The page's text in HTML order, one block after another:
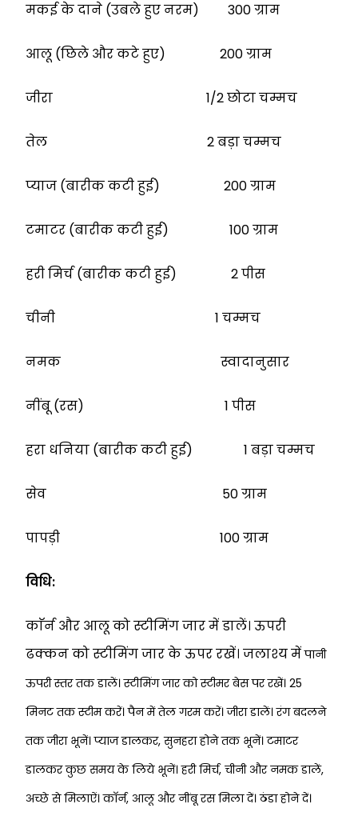
मकई के दाने (उबले हुए नरम) 300 ग्राम
आलू (छिले और कटे हुए) 200 ग्राम
जीरा 1/2 छोटा चम्मच
तेल 2 बड़ा चम्मच
प्याज (बारीक कटी हुई) 200 ग्राम
टमाटर (बारीक कटी हुई) 100 ग्राम
हरी मिर्च (बारीक कटी हुई) 2 पीस
चीनी 1 चम्मच
नमक स्वादानुसार
नींबू (रस) 1 पीस
हरा धनिया (बारीक कटी हुई) 1 बड़ा चम्मच
सेव 50 ग्राम
पापड़ी 100 ग्राम
विधि:
काॅर्न और आलू को स्टीमिंग जार में डालें। ऊपरी
ढक्कन को स्टीमिंग जार के ऊपर रखें। जलाश्य मेंपानी
ऊपरी स्तर तक डालें। स्टीमिंग जार को स्टीमर बेस पर रखें। 25
मिनट तक स्टीम करें। पैन मेंतेल गरम करें। जीरा डालें। रंग बदलने
तक जीरा भूनें। प्याज डालकर, सुनहरा होने तक भूनें।टमाटर
डालकर कुछ समय के लिये भूनें। हरी मिर्च, चीनी और नमक डालें,
अच्छे से मिलाऐं। काॅर्न, आलू और नींबू रस मिला दें। ठंडा होने दें।